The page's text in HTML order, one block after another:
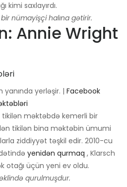
kimi saxlayırdı.
bir nümayişçi halına gətirir.
Annie Wright
yerləşir. | Facebook
məktəbdə kemerli bir
tikilən bina məktəbin ümumi
ziddiyyət təşkil edir. 2010-cu
yenidən qurmaq , Klarsch
otağı üçün yeni ev oldu.
qurulmuşdur.